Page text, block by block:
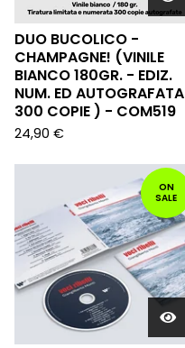
DUO BUCOLICO -
CHAMPAGNE! (VINILE
BIANCO 180GR. - EDIZ.
NUM. ED AUTOGRAFATA
300 COPIE ) - COM519
24,90 €
ON
SALE